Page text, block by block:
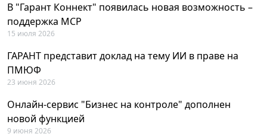
В "Гарант Коннект" появилась новая возможность –
поддержка MCP
15 июля 2026
ГАРАНТ представит доклад на тему ИИ в праве на
ПМЮФ
23 июня 2026
Онлайн-сервис "Бизнес на контроле" дополнен
новой функцией
9 июня 2026